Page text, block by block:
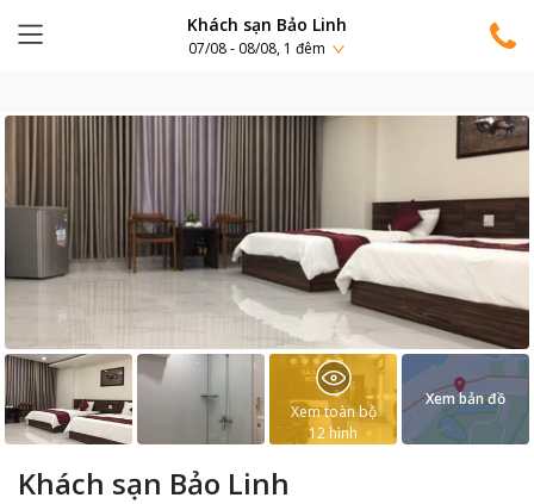
Khách sạn Bảo Linh
07/08 - 08/08, 1 đêm
Khách sạn Bảo Linh
Xem toàn bộ
12hình
Xem bản đồ